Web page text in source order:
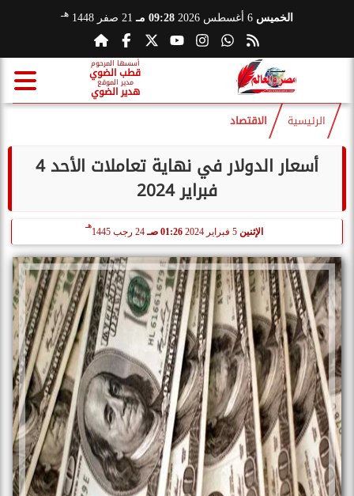
الخميس 09:28 مـ 21 صفر 1448 هـ
أسسها المرحوم
قطب الضوي
مدير الموقع
هدير الضوي
الرئيسية الاقتصاد
أسعار الدولار في نهاية تعاملات الأحد 4
فبراير 2024
الإثنين 5 فبراير 2024 01:26 صـ 24 رجب 1445
هـ